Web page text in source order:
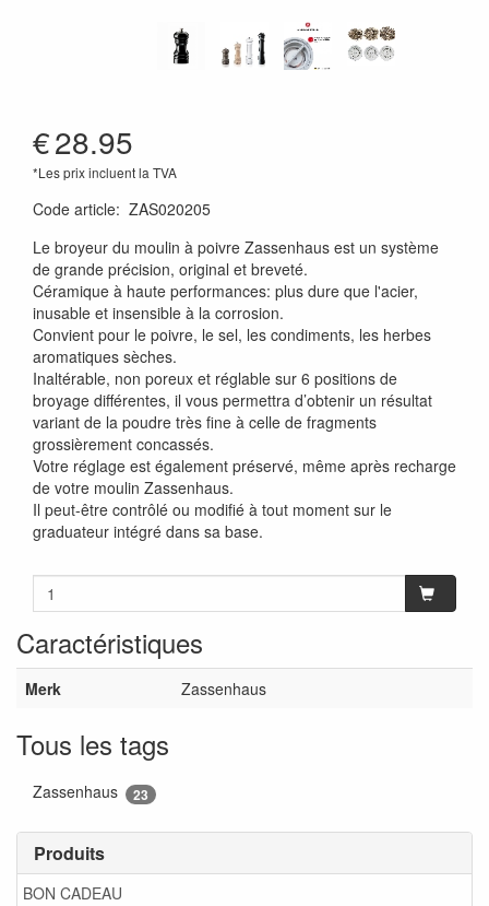
Produits
BON CADEAU
€28.95
*Les prix incluent la TVA
Code article: ZAS020205
Le broyeur du moulin à poivre Zassenhaus est un système
de grande précision, original et breveté.
Céramique à haute performances: plus dure que l'acier,
inusable et insensible à la corrosion.
Convient pour le poivre, le sel, les condiments, les herbes
aromatiques sèches.
Inaltérable, non poreux et réglable sur 6 positions de
broyage différentes, il vous permettra d’obtenir un résultat
variant de la poudre très fine à celle de fragments
grossièrement concassés.
Votre réglage est également préservé, même après recharge
de votre moulin Zassenhaus.
Il peut-être contrôlé ou modifié à tout moment sur le
graduateur intégré dans sa base.
Caractéristiques
Merk Zassenhaus
Tous les tags
Zassenhaus 23